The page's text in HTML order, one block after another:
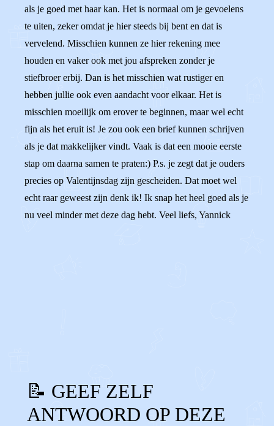
als je goed met haar kan. Het is normaal om je gevoelens
te uiten, zeker omdat je hier steeds bij bent en dat is
vervelend. Misschien kunnen ze hier rekening mee
houden en vaker ook met jou afspreken zonder je
stiefbroer erbij. Dan is het misschien wat rustiger en
hebben jullie ook even aandacht voor elkaar. Het is
misschien moeilijk om erover te beginnen, maar wel echt
fijn als het eruit is! Je zou ook een brief kunnen schrijven
als je dat makkelijker vindt. Vaak is dat een mooie eerste
stap om daarna samen te praten:) P.s. je zegt dat je ouders
precies op Valentijnsdag zijn gescheiden. Dat moet wel
echt raar geweest zijn denk ik! Ik snap het heel goed als je
nu veel minder met deze dag hebt. Veel liefs, Yannick
📝 GEEF ZELF
ANTWOORD OP DEZE